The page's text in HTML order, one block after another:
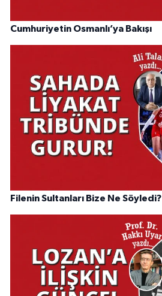
Cumhuriyetin Osmanlı’ya Bakışı
Filenin Sultanları Bize Ne Söyledi?